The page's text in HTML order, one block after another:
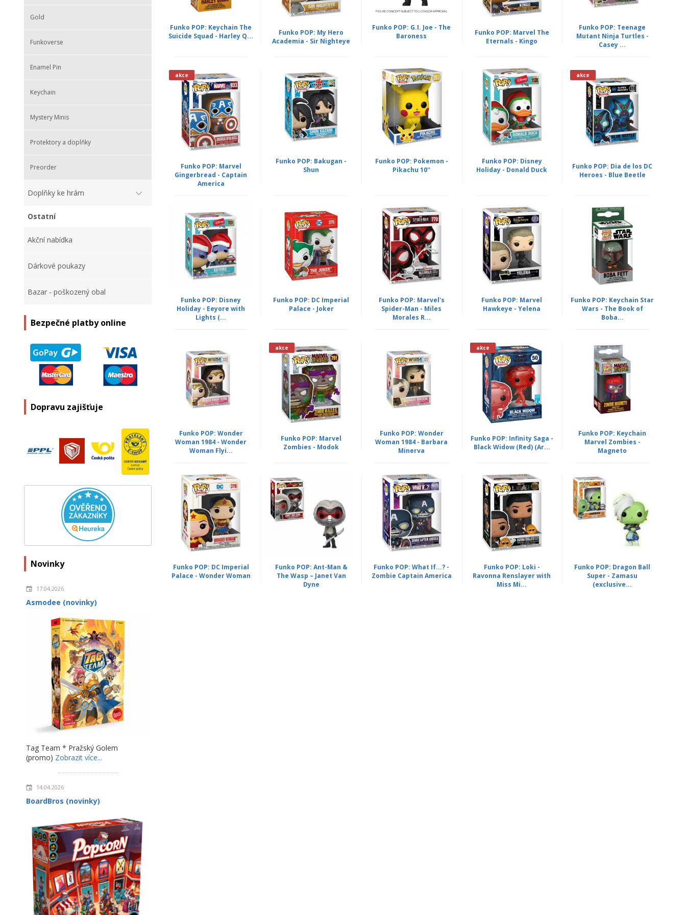
Gold
Funkoverse
Enamel Pin
Keychain
Mystery Minis
Protektory a doplňky
Preorder
Doplňky ke hrám
Ostatní
Akční nabídka
Dárkové poukazy
Bazar - poškozený obal
Bezpečné platby online
Dopravu zajišťuje
Novinky
17.04.2026
Asmodee (novinky)
Tag Team * Pražský Golem
(promo) Zobrazit více...
14.04.2026
BoardBros (novinky)
Funko POP: Keychain The
Suicide Squad - Harley Q...
Funko POP: My Hero
Academia - Sir Nighteye
Funko POP: G.I. Joe - The
Baroness
Funko POP: Marvel The
Eternals - Kingo
Funko POP: Teenage
Mutant Ninja Turtles -
Casey ...
akce
Funko POP: Marvel
Gingerbread - Captain
America
Funko POP: Bakugan -
Shun
Funko POP: Pokemon -
Pikachu 10''
Funko POP: Disney
Holiday - Donald Duck
akce
Funko POP: Dia de los DC
Heroes - Blue Beetle
Funko POP: Disney
Holiday - Eeyore with
Lights (...
Funko POP: DC Imperial
Palace - Joker
Funko POP: Marvel's
Spider-Man - Miles
Morales R...
Funko POP: Marvel
Hawkeye - Yelena
Funko POP: Keychain Star
Wars - The Book of
Boba...
Funko POP: Wonder
Woman 1984 - Wonder
Woman Flyi...
akce
Funko POP: Marvel
Zombies - Modok
Funko POP: Wonder
Woman 1984 - Barbara
Minerva
akce
Funko POP: Infinity Saga -
Black Widow (Red) (Ar...
Funko POP: Keychain
Marvel Zombies -
Magneto
Funko POP: DC Imperial
Palace - Wonder Woman
Funko POP: Ant-Man &
The Wasp – Janet Van
Dyne
Funko POP: What If...? -
Zombie Captain America
Funko POP: Loki -
Ravonna Renslayer with
Miss Mi...
Funko POP: Dragon Ball
Super - Zamasu
(exclusive...